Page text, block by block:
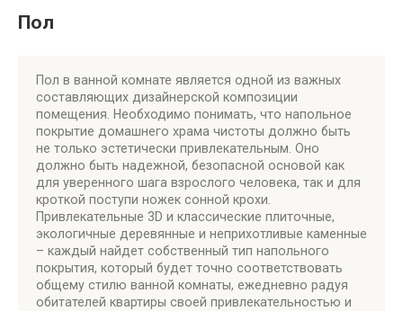
Пол
Пол в ванной комнате является одной из важных
составляющих дизайнерской композиции
помещения. Необходимо понимать, что напольное
покрытие домашнего храма чистоты должно быть
не только эстетически привлекательным. Оно
должно быть надежной, безопасной основой как
для уверенного шага взрослого человека, так и для
кроткой поступи ножек сонной крохи.
Привлекательные 3D и классические плиточные,
экологичные деревянные и неприхотливые каменные
– каждый найдет собственный тип напольного
покрытия, который будет точно соответствовать
общему стилю ванной комнаты, ежедневно радуя
обитателей квартиры своей привлекательностью и